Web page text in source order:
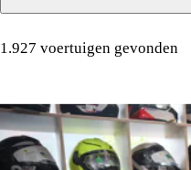
1.927 voertuigen gevonden